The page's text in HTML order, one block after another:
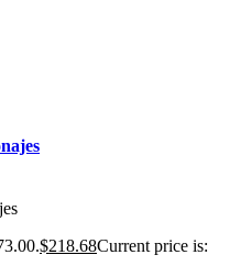
$218.68Current price is: